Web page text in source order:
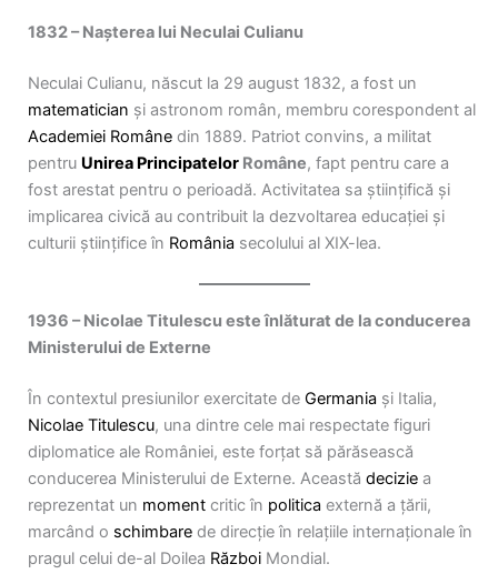
1832 – Nașterea lui Neculai Culianu
Neculai Culianu, născut la 29 august 1832, a fost un
matematician și astronom român, membru corespondent al
Academiei Române din 1889. Patriot convins, a militat
pentru Unirea Principatelor Române, fapt pentru care a
fost arestat pentru o perioadă. Activitatea sa științifică și
implicarea civică au contribuit la dezvoltarea educației și
culturii științifice în România secolului al XIX-lea.
1936 – Nicolae Titulescu este înlăturat de la conducerea
Ministerului de Externe
În contextul presiunilor exercitate de Germania și Italia,
Nicolae Titulescu, una dintre cele mai respectate figuri
diplomatice ale României, este forțat să părăsească
conducerea Ministerului de Externe. Această decizie a
reprezentat un moment critic în politica externă a țării,
marcând o schimbare de direcție în relațiile internaționale în
pragul celui de-al Doilea Război Mondial.